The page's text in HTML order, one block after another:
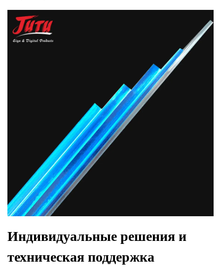
Индивидуальные решения и
техническая поддержка